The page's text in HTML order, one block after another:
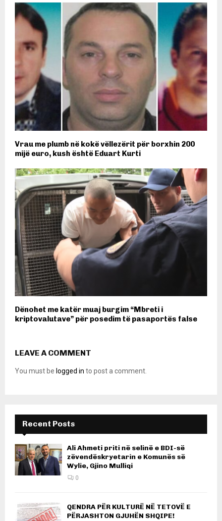
Vrau me plumb në kokë vëllezërit për borxhin 200
mijë euro, kush është Eduart Kurti
Dënohet me katër muaj burgim “Mbreti i
kriptovalutave” për posedim të pasaportës false
LEAVE A COMMENT
You must be logged in to post a comment.
Recent Posts
Ali Ahmeti priti në selinë e BDI-së
zëvendëskryetarin e Komunës së
Wylie, Gjino Mulliqi
0
QENDRA PËR KULTURË NË TETOVË E
PËRJASHTON GJUHËN SHQIPE!